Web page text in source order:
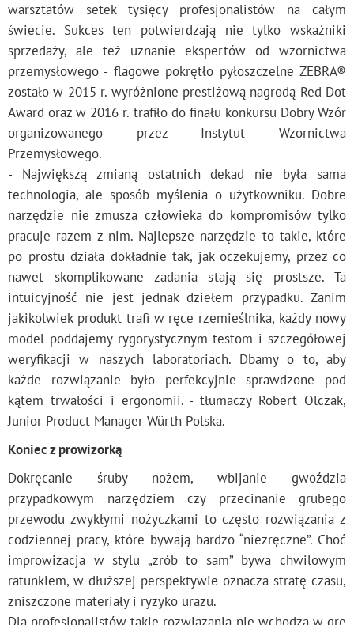
warsztatów setek tysięcy profesjonalistów na całym
świecie. Sukces ten potwierdzają nie tylko wskaźniki
sprzedaży, ale też uznanie ekspertów od wzornictwa
przemysłowego - flagowe pokrętło pyłoszczelne ZEBRA®
zostało w 2015 r. wyróżnione prestiżową nagrodą Red Dot
Award oraz w 2016 r. trafiło do finału konkursu Dobry Wzór
organizowanego przez Instytut Wzornictwa
Przemysłowego.
- Największą zmianą ostatnich dekad nie była sama
technologia, ale sposób myślenia o użytkowniku. Dobre
narzędzie nie zmusza człowieka do kompromisów tylko
pracuje razem z nim. Najlepsze narzędzie to takie, które
po prostu działa dokładnie tak, jak oczekujemy, przez co
nawet skomplikowane zadania stają się prostsze. Ta
intuicyjność nie jest jednak dziełem przypadku. Zanim
jakikolwiek produkt trafi w ręce rzemieślnika, każdy nowy
model poddajemy rygorystycznym testom i szczegółowej
weryfikacji w naszych laboratoriach. Dbamy o to, aby
każde rozwiązanie było perfekcyjnie sprawdzone pod
kątem trwałości i ergonomii. - tłumaczy Robert Olczak,
Junior Product Manager Würth Polska.
Koniec z prowizorką
Dokręcanie śruby nożem, wbijanie gwoździa
przypadkowym narzędziem czy przecinanie grubego
przewodu zwykłymi nożyczkami to często rozwiązania z
codziennej pracy, które bywają bardzo “niezręczne”. Choć
improwizacja w stylu „zrób to sam” bywa chwilowym
ratunkiem, w dłuższej perspektywie oznacza stratę czasu,
zniszczone materiały i ryzyko urazu.